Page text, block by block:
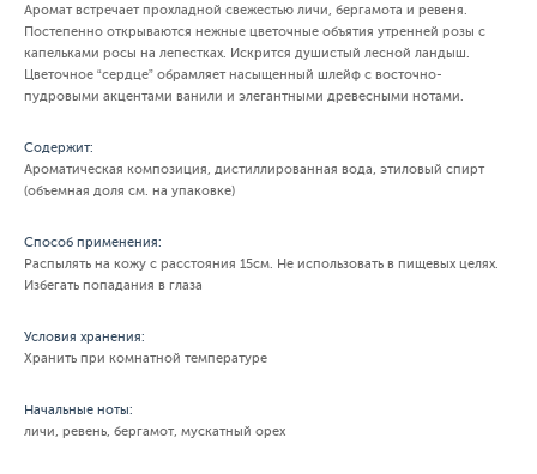
Аромат встречает прохладной свежестью личи, бергамота и ревеня.
Постепенно открываются нежные цветочные объятия утренней розы с
капельками росы на лепестках. Искрится душистый лесной ландыш.
Цветочное “сердце” обрамляет насыщенный шлейф с восточно-
пудровыми акцентами ванили и элегантными древесными нотами.
Содержит:
Ароматическая композиция, дистиллированная вода, этиловый спирт
(объемная доля см. на упаковке)
Способ применения:
Распылять на кожу с расстояния 15см. Не использовать в пищевых целях.
Избегать попадания в глаза
Условия хранения:
Хранить при комнатной температуре
Начальные ноты:
личи, ревень, бергамот, мускатный орех